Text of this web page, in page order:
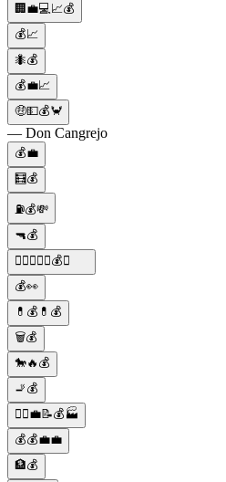
🏢💼💻📈💰
💰📈
🐜💰
💰💼📈
🤑💵💰🦀
— Don Cangrejo
💰💼
🧮💰
⛽️💰💸
🔫💰
🕵️‍♂️🔫🍝🍷💰🚗
💰👀
💊💰💊💰
🗑️💰
🐎🔥💰
🚬💰
👷‍♂️💼📝💰🏭
💰💰💼💼
🏦💰